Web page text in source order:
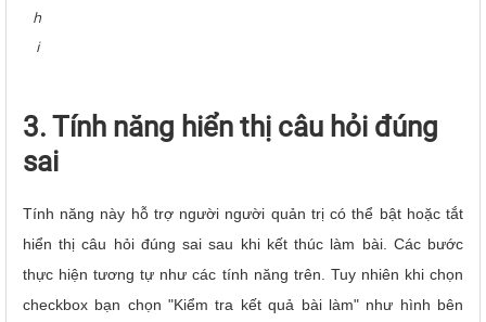
h
i
3. Tính năng hiển thị câu hỏi đúng
sai
Tính năng này hỗ trợ người người quản trị có thể bật hoặc tắt
hiển thị câu hỏi đúng sai sau khi kết thúc làm bài. Các bước
thực hiện tương tự như các tính năng trên. Tuy nhiên khi chọn
checkbox bạn chọn "Kiểm tra kết quả bài làm" như hình bên